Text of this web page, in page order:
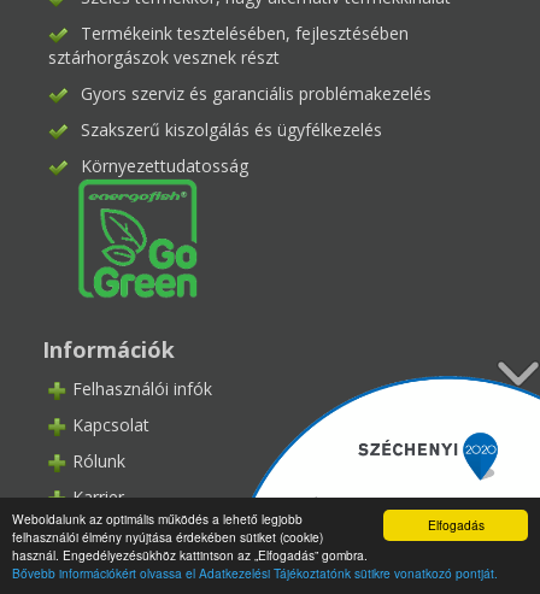
Elfogadás
Weboldalunk az optimális működés a lehető legjobb
felhasználói élmény nyújtása érdekében sütiket (cookie)
használ. Engedélyezésükhöz kattintson az „Elfogadás” gombra.
Bővebb információkért olvassa el Adatkezelési Tájékoztatónk sütikre vonatkozó pontját.
Termékeink tesztelésében, fejlesztésében
sztárhorgászok vesznek részt
Gyors szerviz és garanciális problémakezelés
Szakszerű kiszolgálás és ügyfélkezelés
Környezettudatosság
Információk
Felhasználói infók
Kapcsolat
Rólunk
Karrier
Kereskedő partner szeretnék lenni
Panaszkezelés